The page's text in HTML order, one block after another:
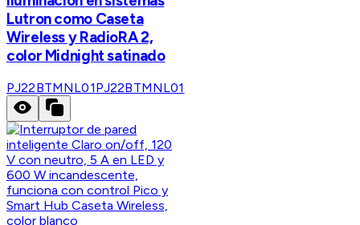
Lutron como Caseta
Wireless y RadioRA 2,
color Midnight satinado
PJ22BTMNL01PJ22BTMNL01